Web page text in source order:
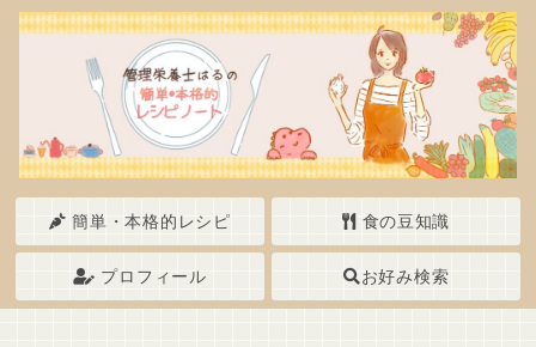
簡単・本格的レシピ 食の豆知識
プロフィール お好み検索